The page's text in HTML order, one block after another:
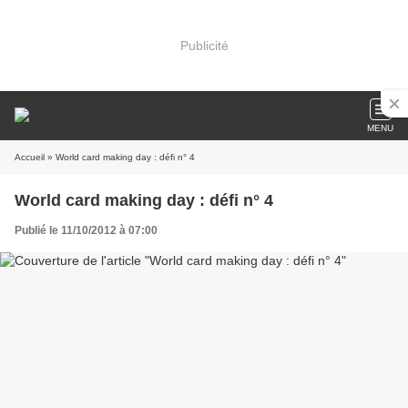
Publicité
MENU
Accueil » World card making day : défi n° 4
World card making day : défi n° 4
Publié le 11/10/2012 à 07:00